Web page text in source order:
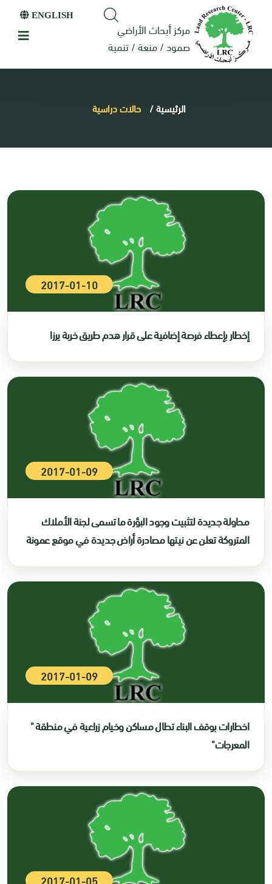
مركز أبحاث الأراضي
صمود / منعة / تنمية
ENGLISH
الرئيسية/ حالات دراسية
2017-01-10
إخطار بإعطاء فرصة إضافية على قرار هدم طريق خربة يرزا
2017-01-09
محاولة جديدة لتثبيت وجود البؤرة ما تسمى لجنة الأملاك
المتروكة تعلن عن نيتها مصادرة أراض جديدة في موقع عمونة
2017-01-09
اخطارات بوقف البناء تطال مساكن وخيام زراعية في منطقة "
المعرجات"